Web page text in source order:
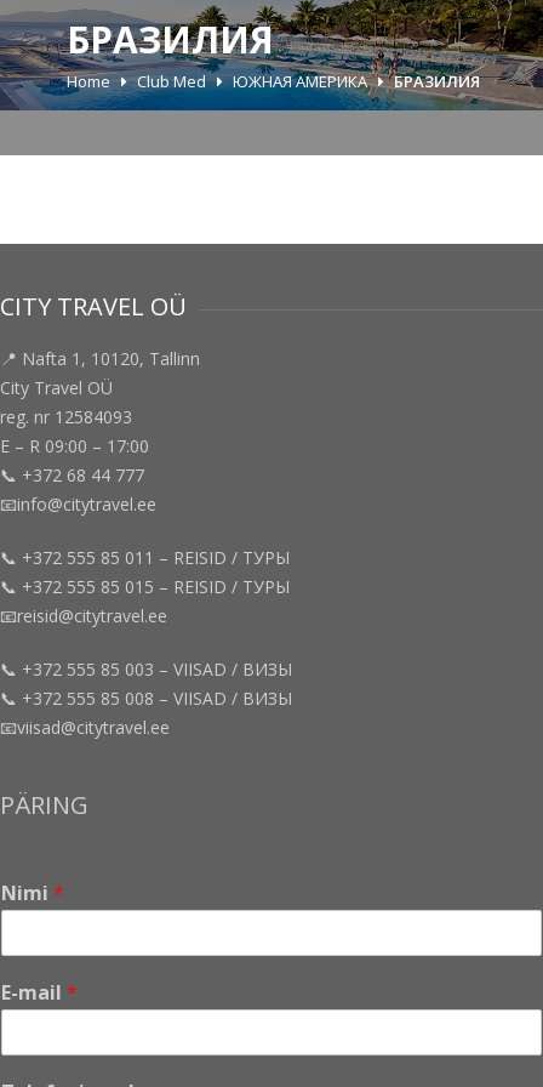
БРАЗИЛИЯ
Home Club Med ЮЖНАЯ АМЕРИКА БРАЗИЛИЯ
CITY TRAVEL OÜ
📍 Nafta 1, 10120, Tallinn
City Travel OÜ
reg. nr 12584093
E – R 09:00 – 17:00
📞 +372 68 44 777
📧info@citytravel.ee
📞 +372 555 85 011 – REISID / ТУРЫ
📞 +372 555 85 015 – REISID / ТУРЫ
📧reisid@citytravel.ee
📞 +372 555 85 003 – VIISAD / ВИЗЫ
📞 +372 555 85 008 – VIISAD / ВИЗЫ
📧viisad@citytravel.ee
PÄRING
Nimi *
S
õ
u
E-mail *